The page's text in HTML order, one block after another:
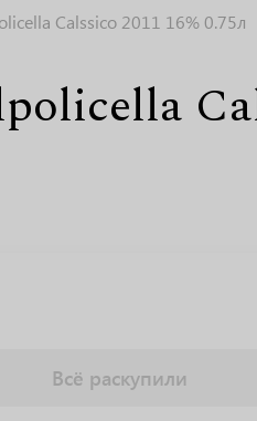
Calssico 2011 16% 0.75л
Всё раскупили